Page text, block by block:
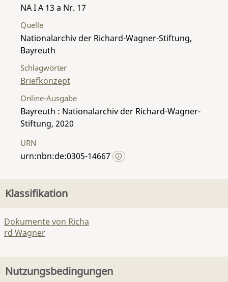
NA I A 13 a Nr. 17
Quelle
Nationalarchiv der Richard-Wagner-Stiftung,
Bayreuth
Schlagwörter
Briefkonzept
Online-Ausgabe
Bayreuth : Nationalarchiv der Richard-Wagner-
Stiftung, 2020
URN
urn:nbn:de:0305-14667
Klassifikation
Dokumente von Richa
rd Wagner
Nutzungsbedingungen